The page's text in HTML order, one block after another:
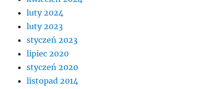
luty 2024
luty 2023
styczeń 2023
lipiec 2020
styczeń 2020
listopad 2014